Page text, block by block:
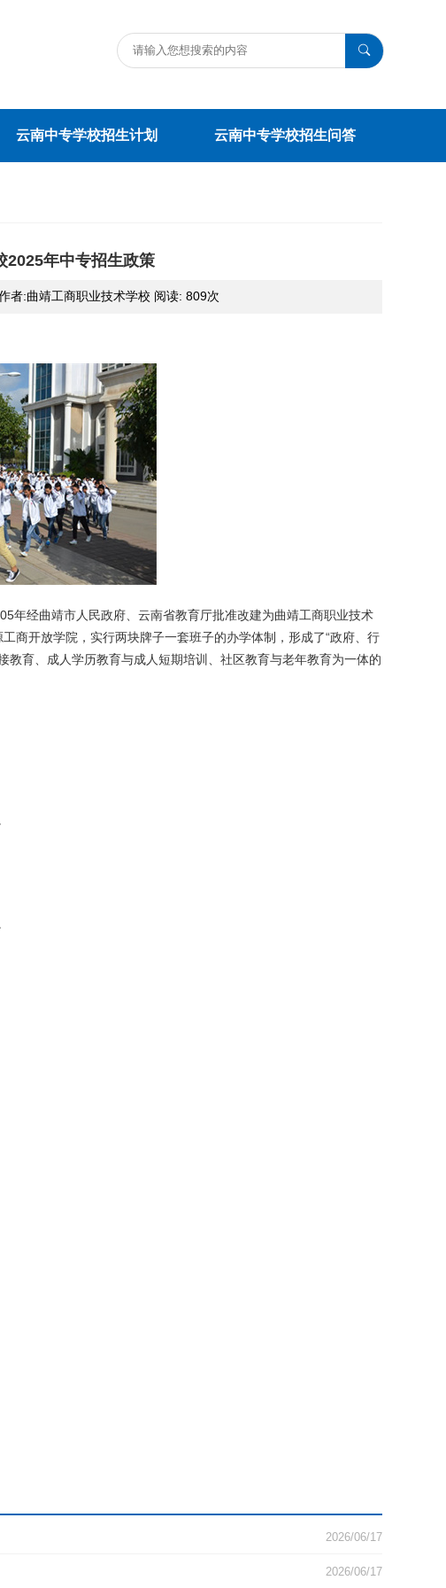
云南中专学校招生计划 云南中专学校招生问答
2025年中专招生政策
者:曲靖工商职业技术学校 阅读: 809次
经曲靖市人民政府、云南省教育厅批准改建为曲靖工商职业技术
商开放学院，实行两块牌子一套班子的办学体制，形成了“政府、行
育、成人学历教育与成人短期培训、社区教育与老年教育为一体的
2026/06/17
2026/06/17